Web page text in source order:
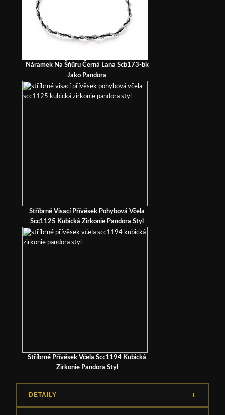
Náramek Na Šňůru Černá Lana Scb173-bk
Jako Pandora
Stříbrné Visací Přívěsek Pohybová Včela
Scc1125 Kubická Zirkonie Pandora Styl
Stříbrné Přívěsek Včela Scc1194 Kubická
Zirkonie Pandora Styl
DETAILY